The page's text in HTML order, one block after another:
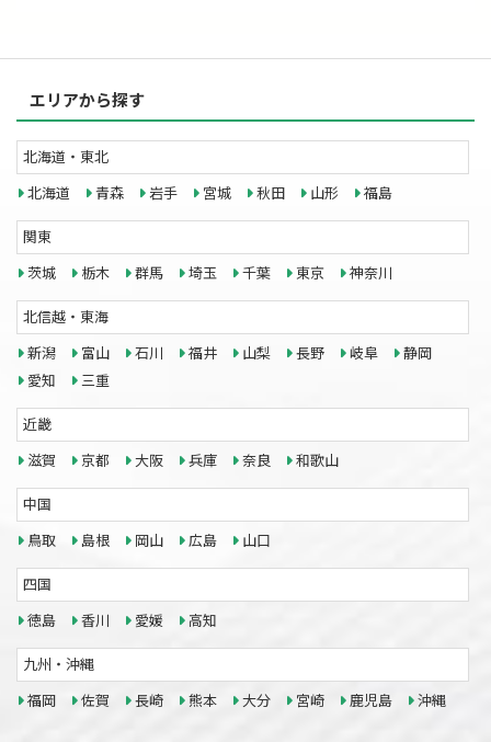
エリアから探す
北海道・東北
北海道 青森 岩手 宮城 秋田 山形 福島
関東
茨城 栃木 群馬 埼玉 千葉 東京 神奈川
北信越・東海
新潟 富山 石川 福井 山梨 長野 岐阜
静岡
愛知
三重
近畿
滋賀 京都 大阪 兵庫 奈良 和歌山
中国
鳥取 島根 岡山 広島 山口
四国
徳島 香川 愛媛 高知
九州・沖縄
福岡 佐賀 長崎 熊本 大分 宮崎 鹿児島 沖縄